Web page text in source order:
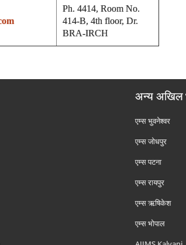
Ph. 4414, Room No.
414-B, 4th floor, Dr.
BRA-IRCH
अन्य अखिल
एम्‍स भुवनेश्वर
एम्‍स जोधपुर
एम्‍स पटना
एम्‍स रायपुर
एम्‍स ऋषिकेश
एम्‍स भोपाल